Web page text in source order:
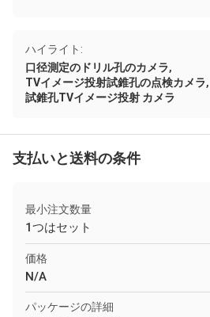
ハイライト:
口径測定のドリル孔のカメラ,
TVイメージ投射試錐孔の点検カメラ,
試錐孔TVイメージ投射 カメラ
支払いと送料の条件
最小注文数量
1つはセット
価格
N/A
パッケージの詳細